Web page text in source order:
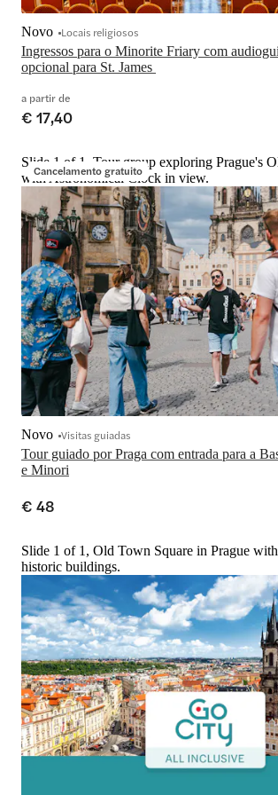
Ingressos para o Minorite Friary com
Novo Locais religiosos
a partir de
€ 17,40
Cancelamento gratuito
Slide 1 of 1, Tour group exploring Prague's
with Astronomical Clock in view.
Tour guiado por Praga com entrada para a
e Minori
Novo Visitas guiadas
€ 48
Slide 1 of 1, Old Town Square in Prague
historic buildings.